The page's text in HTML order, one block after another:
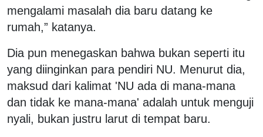
mengalami masalah dia baru datang ke
rumah,” katanya.
Dia pun menegaskan bahwa bukan seperti itu
yang diinginkan para pendiri NU. Menurut dia,
maksud dari kalimat 'NU ada di mana-mana
dan tidak ke mana-mana' adalah untuk menguji
nyali, bukan justru larut di tempat baru.